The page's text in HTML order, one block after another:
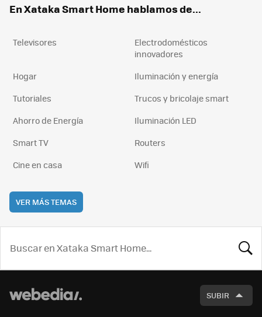
En Xataka Smart Home hablamos de...
Televisores
Electrodomésticos
innovadores
Hogar
Iluminación y energía
Tutoriales
Trucos y bricolaje smart
Ahorro de Energía
Iluminación LED
Smart TV
Routers
Cine en casa
Wifi
VER MÁS TEMAS
SUBIR